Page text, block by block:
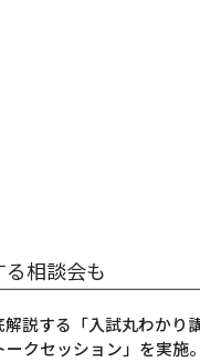
相談会も
説する「入試丸わかり
クセッション」を実施